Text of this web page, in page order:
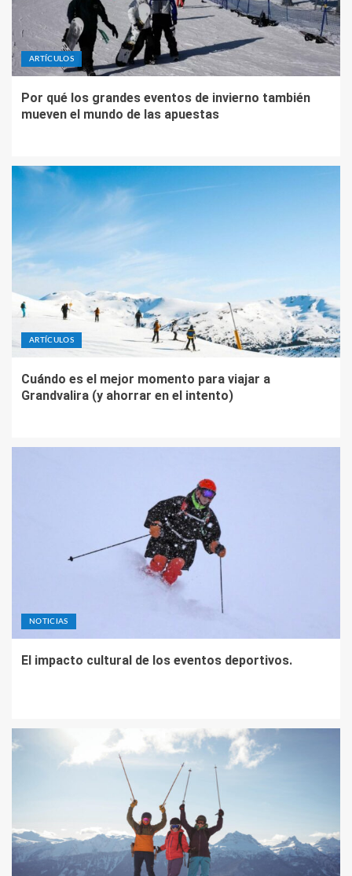
ARTÍCULOS
Por qué los grandes eventos de invierno también
mueven el mundo de las apuestas
ARTÍCULOS
Cuándo es el mejor momento para viajar a
Grandvalira (y ahorrar en el intento)
NOTICIAS
El impacto cultural de los eventos deportivos.